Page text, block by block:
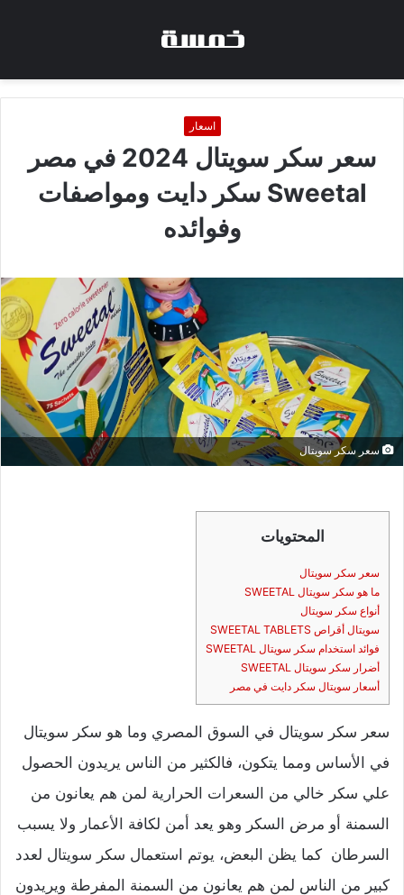
اسعار
سعر سكر سويتال 2024 في مصر
Sweetal سكر دايت ومواصفات
وفوائده
سعر سكر سويتال
المحتويات
سعر سكر سويتال
ما هو سكر سويتال SWEETAL
أنواع سكر سويتال
سويتال أقراص SWEETAL TABLETS
فوائد استخدام سكر سويتال SWEETAL
أضرار سكر سويتال SWEETAL
أسعار سويتال سكر دايت في مصر
سعر سكر سويتال في السوق المصري وما هو سكر سويتال
في الأساس ومما يتكون، فالكثير من الناس يريدون الحصول
علي سكر خالي من السعرات الحرارية لمن هم يعانون من
السمنة أو مرض السكر وهو يعد أمن لكافة الأعمار ولا يسبب
السرطان كما يظن البعض، يوتم استعمال سكر سويتال لعدد
كبير من الناس لمن هم يعانون من السمنة المفرطة ويريدون